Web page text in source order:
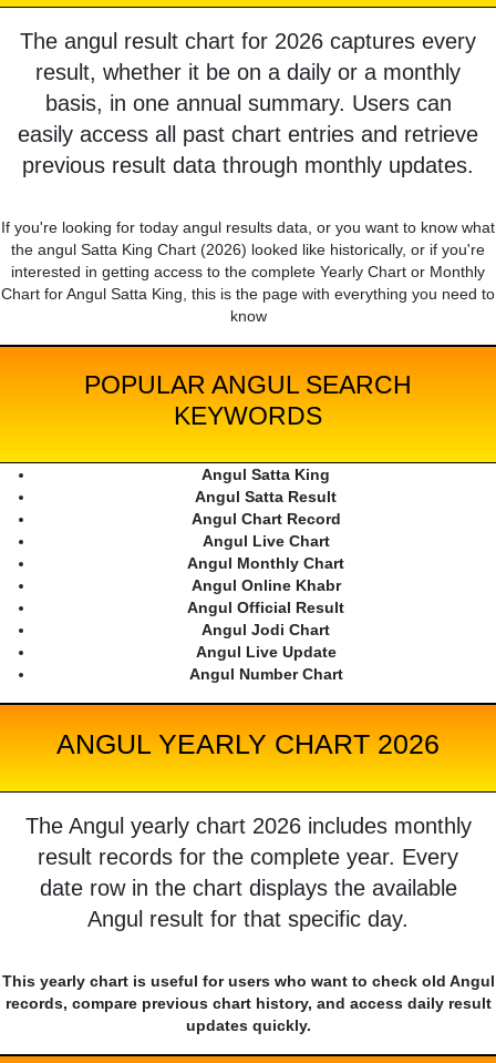
The angul result chart for 2026 captures every
result, whether it be on a daily or a monthly
basis, in one annual summary. Users can
easily access all past chart entries and retrieve
previous result data through monthly updates.
If you're looking for today angul results data, or you want to know what
the angul Satta King Chart (2026) looked like historically, or if you're
interested in getting access to the complete Yearly Chart or Monthly
Chart for Angul Satta King, this is the page with everything you need to
know
POPULAR ANGUL SEARCH
KEYWORDS
Angul Satta King
Angul Satta Result
Angul Chart Record
Angul Live Chart
Angul Monthly Chart
Angul Online Khabr
Angul Official Result
Angul Jodi Chart
Angul Live Update
Angul Number Chart
ANGUL YEARLY CHART 2026
The Angul yearly chart 2026 includes monthly
result records for the complete year. Every
date row in the chart displays the available
Angul result for that specific day.
This yearly chart is useful for users who want to check old Angul
records, compare previous chart history, and access daily result
updates quickly.